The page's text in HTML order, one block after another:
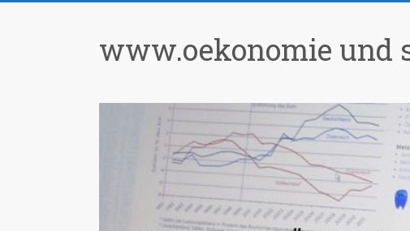
www.oekonomie und